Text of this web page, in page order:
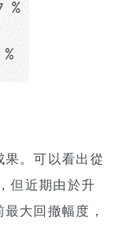
。可以看出從
但近期由於升
大回撤幅度，